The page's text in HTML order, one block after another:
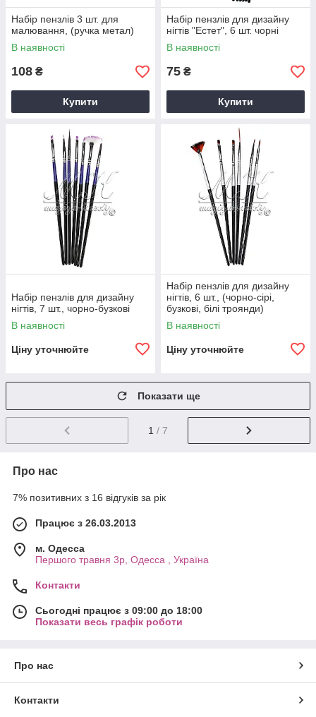
Набір пензлів 3 шт. для
малювання, (ручка метал)
В наявності
108 ₴
Купити
Набір пензлів для дизайну
нігтів "Естет", 6 шт. чорні
В наявності
75 ₴
Купити
Набір пензлів для дизайну
нігтів, 7 шт., чорно-бузкові
В наявності
Ціну уточнюйте
Набір пензлів для дизайну
нігтів, 6 шт., (чорно-сірі,
бузкові, білі троянди)
В наявності
Ціну уточнюйте
Показати ще
1 / 7
Про нас
7% позитивних з 16 відгуків за рік
Працює з 26.03.2013
м. Одесса
Першого травня 3р, Одесса , Україна
Контакти
Сьогодні працює з 09:00 до 18:00
Показати весь графік роботи
Про нас
Контакти